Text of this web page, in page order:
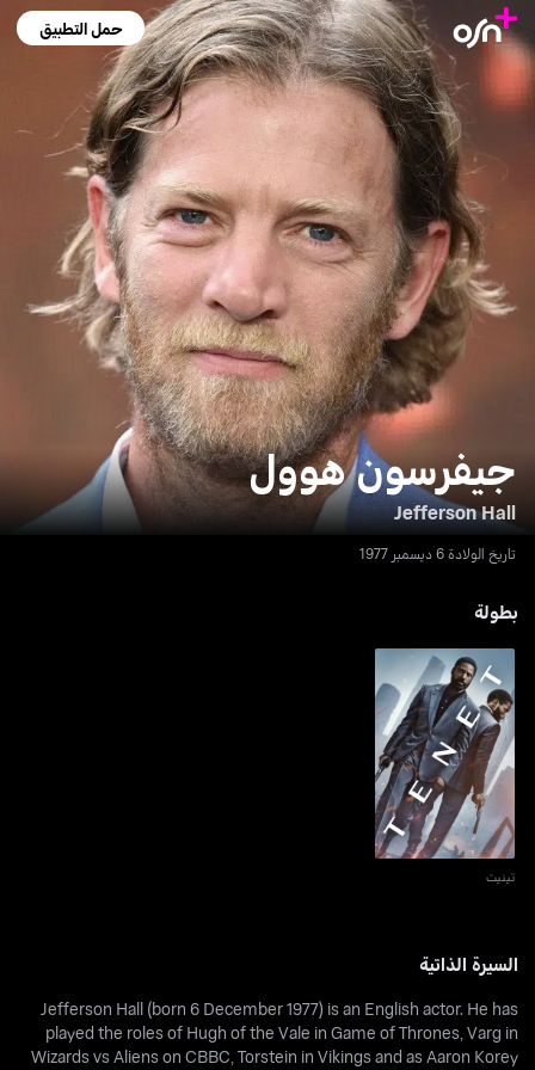
حمل التطبيق
جيفرسون هوول
Jefferson Hall
تاريخ الولادة 6 ديسمبر 1977
بطولة
تينيت
تينيت
السيرة الذاتية
Jefferson Hall (born 6 December 1977) is an English actor. He has
played the roles of Hugh of the Vale in Game of Thrones, Varg in
Wizards vs Aliens on CBBC, Torstein in Vikings and as Aaron Korey